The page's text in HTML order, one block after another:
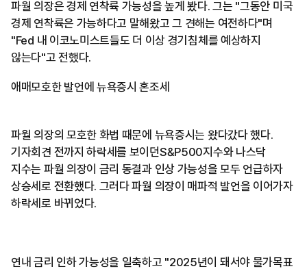
파월 의장은 경제 연착륙 가능성을 높게 봤다. 그는 "그동안 미국
경제 연착륙은 가능하다고 말해왔고 그 견해는 여전하다"며
"Fed 내 이코노미스트들도 더 이상 경기침체를 예상하지
않는다"고 전했다.
애매모호한 발언에 뉴욕증시 혼조세
파월 의장의 모호한 화법 때문에 뉴욕증시는 왔다갔다 했다.
기자회견 전까지 하락세를 보이던S&P500지수와 나스닥
지수는 파월 의장이 금리 동결과 인상 가능성을 모두 언급하자
상승세로 전환했다. 그러다 파월 의장이 매파적 발언을 이어가자
하락세로 바뀌었다.
연내 금리 인하 가능성을 일축하고 "2025년이 돼서야 물가목표